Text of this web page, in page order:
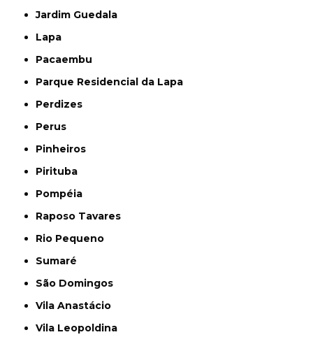
Jardim Guedala
Lapa
Pacaembu
Parque Residencial da Lapa
Perdizes
Perus
Pinheiros
Pirituba
Pompéia
Raposo Tavares
Rio Pequeno
Sumaré
São Domingos
Vila Anastácio
Vila Leopoldina